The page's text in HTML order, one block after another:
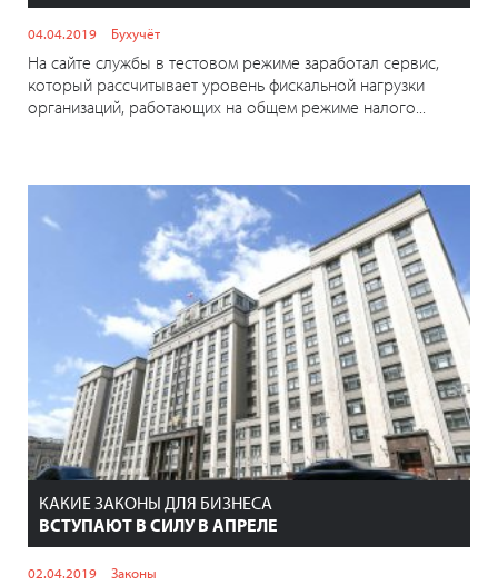
04.04.2019 Бухучёт
На сайте службы в тестовом режиме заработал сервис,
который рассчитывает уровень фискальной нагрузки
организаций, работающих на общем режиме налого...
КАКИЕ ЗАКОНЫ ДЛЯ БИЗНЕСА
ВСТУПАЮТ В СИЛУ В АПРЕЛЕ
02.04.2019 Законы